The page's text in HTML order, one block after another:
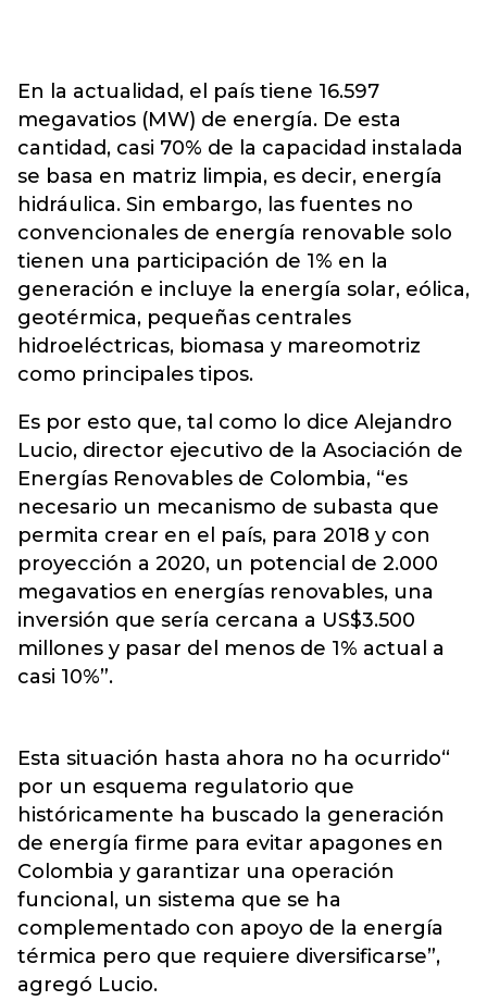
En la actualidad, el país tiene 16.597
megavatios (MW) de energía. De esta
cantidad, casi 70% de la capacidad instalada
se basa en matriz limpia, es decir, energía
hidráulica. Sin embargo, las fuentes no
convencionales de energía renovable solo
tienen una participación de 1% en la
generación e incluye la energía solar, eólica,
geotérmica, pequeñas centrales
hidroeléctricas, biomasa y mareomotriz
como principales tipos.
Es por esto que, tal como lo dice Alejandro
Lucio, director ejecutivo de la Asociación de
Energías Renovables de Colombia, “es
necesario un mecanismo de subasta que
permita crear en el país, para 2018 y con
proyección a 2020, un potencial de 2.000
megavatios en energías renovables, una
inversión que sería cercana a US$3.500
millones y pasar del menos de 1% actual a
casi 10%”.
Esta situación hasta ahora no ha ocurrido“
por un esquema regulatorio que
históricamente ha buscado la generación
de energía firme para evitar apagones en
Colombia y garantizar una operación
funcional, un sistema que se ha
complementado con apoyo de la energía
térmica pero que requiere diversificarse”,
agregó Lucio.